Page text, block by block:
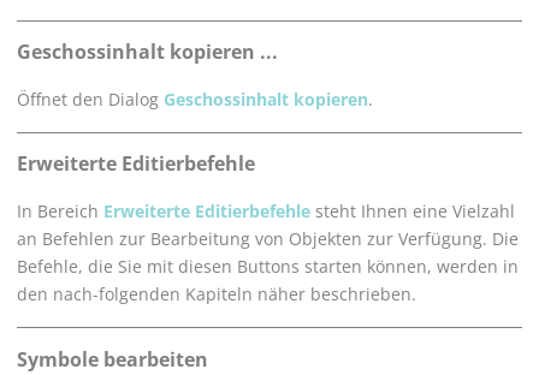
Geschossinhalt kopieren ...
Öffnet den Dialog Geschossinhalt kopieren.
Erweiterte Editierbefehle
In Bereich Erweiterte Editierbefehle steht Ihnen eine Vielzahl
an Befehlen zur Bearbeitung von Objekten zur Verfügung. Die
Befehle, die Sie mit diesen Buttons starten können, werden in
den nach-folgenden Kapiteln näher beschrieben.
Symbole bearbeiten